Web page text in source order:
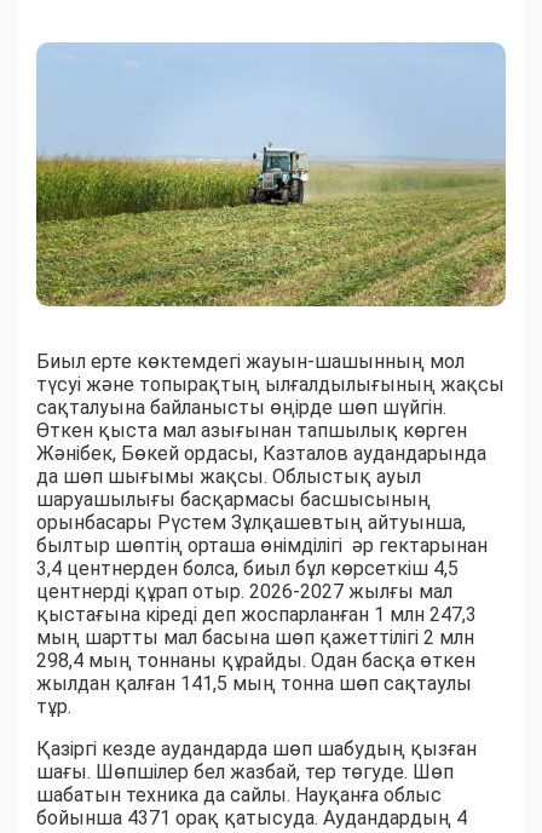
Биыл ерте көктемдегі жауын-шашынның мол
түсуі және топырақтың ылғалдылығының жақсы
сақталуына байланысты өңірде шөп шүйгін.
Өткен қыста мал азығынан тапшылық көрген
Жәнібек, Бөкей ордасы, Казталов аудандарында
да шөп шығымы жақсы. Облыстық ауыл
шаруашылығы басқармасы басшысының
орынбасары Рүстем Зұлқашевтың айтуынша,
былтыр шөптің орташа өнімділігі әр гектарынан
3,4 центнерден болса, биыл бұл көрсеткіш 4,5
центнерді құрап отыр. 2026-2027 жылғы мал
қыстағына кіреді деп жоспарланған 1 млн 247,3
мың шартты мал басына шөп қажеттілігі 2 млн
298,4 мың тоннаны құрайды. Одан басқа өткен
жылдан қалған 141,5 мың тонна шөп сақтаулы
тұр.
Қазіргі кезде аудандарда шөп шабудың қызған
шағы. Шөпшілер бел жазбай, тер төгуде. Шөп
шабатын техника да сайлы. Науқанға облыс
бойынша 4371 орақ қатысуда. Аудандардың 4